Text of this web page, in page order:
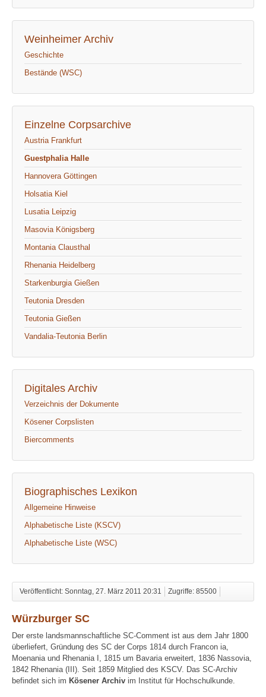
Weinheimer Archiv
Geschichte
Bestände (WSC)
Einzelne Corpsarchive
Austria Frankfurt
Guestphalia Halle
Hannovera Göttingen
Holsatia Kiel
Lusatia Leipzig
Masovia Königsberg
Montania Clausthal
Rhenania Heidelberg
Starkenburgia Gießen
Teutonia Dresden
Teutonia Gießen
Vandalia-Teutonia Berlin
Digitales Archiv
Verzeichnis der Dokumente
Kösener Corpslisten
Biercomments
Biographisches Lexikon
Allgemeine Hinweise
Alphabetische Liste (KSCV)
Alphabetische Liste (WSC)
Veröffentlicht: Sonntag, 27. März 2011 20:31 Zugriffe: 85500
Würzburger SC
Der erste landsmannschaftliche SC-Comment ist aus dem Jahr 1800
überliefert, Gründung des SC der Corps 1814 durch Francon ia,
Moenania und Rhenania I, 1815 um Bavaria erweitert, 1836 Nassovia,
1842 Rhenania (III). Seit 1859 Mitglied des KSCV. Das SC-Archiv
befindet sich im Kösener Archiv im Institut für Hochschulkunde.